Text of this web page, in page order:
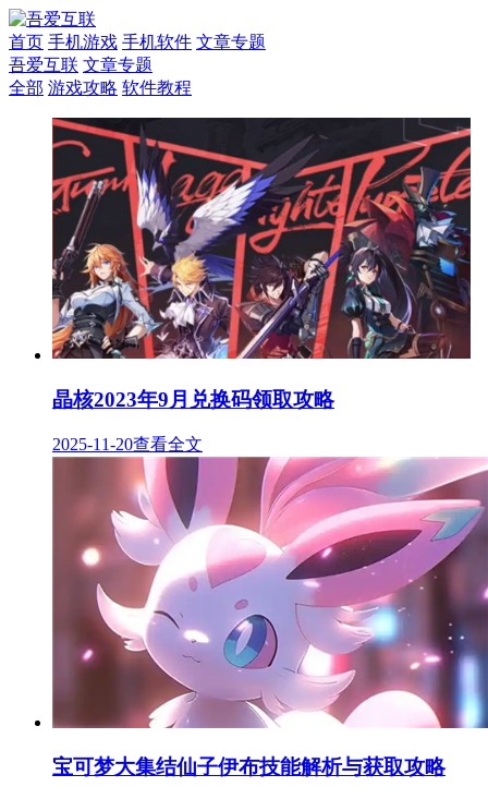
首页 手机游戏 手机软件 文章专题
吾爱互联 文章专题
全部 游戏攻略 软件教程
晶核2023年9月兑换码领取攻略
2025-11-20查看全文
宝可梦大集结仙子伊布技能解析与获取攻略